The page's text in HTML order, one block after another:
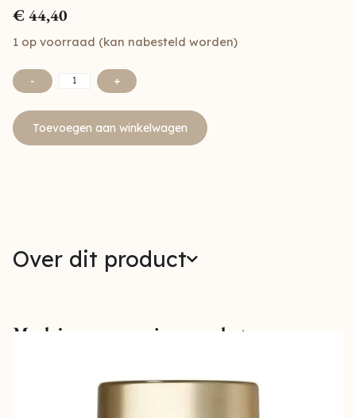
€44,40
1 op voorraad (kan nabesteld worden)
- +
Toevoegen aan winkelwagen
Over dit product
Maak jouw verzorging compleet